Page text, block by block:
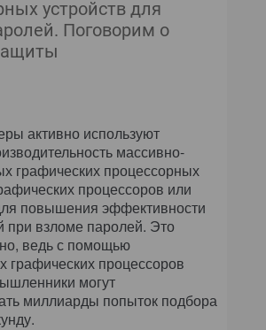
устройств для
Поговорим о
активно используют
массивно-
графических процессорных
процессоров или
повышения эффективности
при взломе паролей. Это
ведь с помощью
графических процессоров
могут
миллиарды попыток подбора